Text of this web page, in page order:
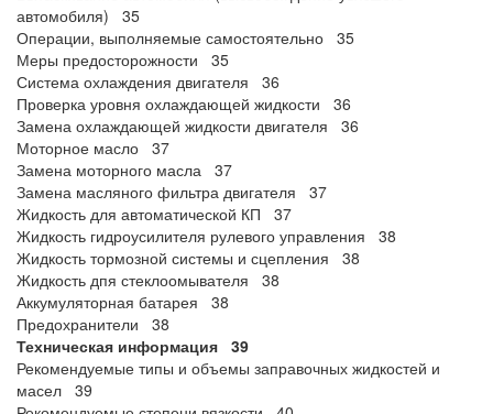
автомобиля) 35
Операции, выполняемые самостоятельно 35
Меры предосторожности 35
Система охлаждения двигателя 36
Проверка уровня охлаждающей жидкости 36
Замена охлаждающей жидкости двигателя 36
Моторное масло 37
Замена моторного масла 37
Замена масляного фильтра двигателя 37
Жидкость для автоматической КП 37
Жидкость гидроусилителя рулевого управления 38
Жидкость тормозной системы и сцепления 38
Жидкость дпя стеклоомывателя 38
Аккумуляторная батарея 38
Предохранители 38
Техническая информация 39
Рекомендуемые типы и объемы заправочных жидкостей и
масел 39